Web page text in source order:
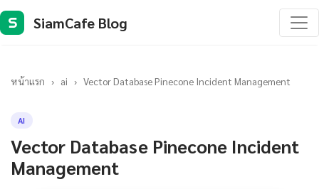
S SiamCafe Blog
หน้าแรก › ai › Vector Database Pinecone Incident Management
AI
Vector Database Pinecone Incident
Management